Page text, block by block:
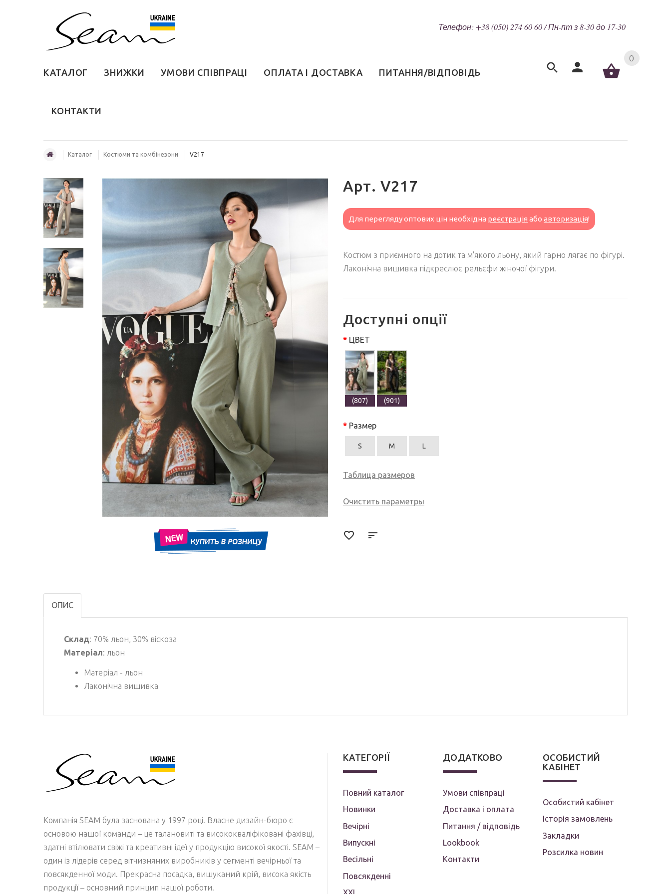
Телефон: +38 (050) 274 60 60 / Пн-пт з 8-30 до 17-30
КАТАЛОГ ЗНИЖКИ УМОВИ СПІВПРАЦІ ОПЛАТА І ДОСТАВКА ПИТАННЯ/ВІДПОВІДЬ
КОНТАКТИ
0
Каталог Костюми та комбінезони V217
Арт. V217
Для перегляду оптових цін необхідна реєстрація або авторизація!
Костюм з приємного на дотик та м'якого льону, який гарно лягає по фігурі.
Лаконічна вишивка підкреслює рельєфи жіночої фігури.
Доступні опції
ЦВЕТ
(807) (901)
Размер
S M L
Таблица размеров
Очистить параметры
ОПИС
Склад: 70% льон, 30% віскоза
Матеріал: льон
Матеріал - льон
Лаконічна вишивка
Компанія SEAM була заснована у 1997 році. Власне дизайн-бюро є
основою нашої команди – це талановиті та висококваліфіковані фахівці,
здатні втілювати свіжі та креативні ідеї у продукцію високої якості. SEAM –
один із лідерів серед вітчизняних виробників у сегменті вечірньої та
повсякденної моди. Прекрасна посадка, вишуканий крій, висока якість
продукції – основний принцип нашої роботи.
КАТЕГОРІЇ
Повний каталог
Новинки
Вечірні
Випускні
Весільні
Повсякденні
ДОДАТКОВО
Умови співпраці
Доставка і оплата
Питання / відповідь
Lookbook
Контакти
ОСОБИСТИЙ
КАБІНЕТ
Особистий кабінет
Історія замовлень
Закладки
Розсилка новин